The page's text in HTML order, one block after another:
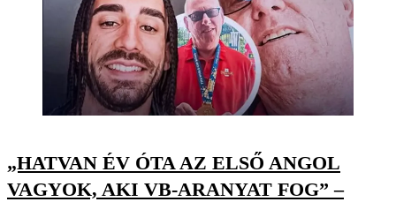
„HATVAN ÉV ÓTA AZ ELSŐ ANGOL
VAGYOK, AKI VB-ARANYAT FOG” –